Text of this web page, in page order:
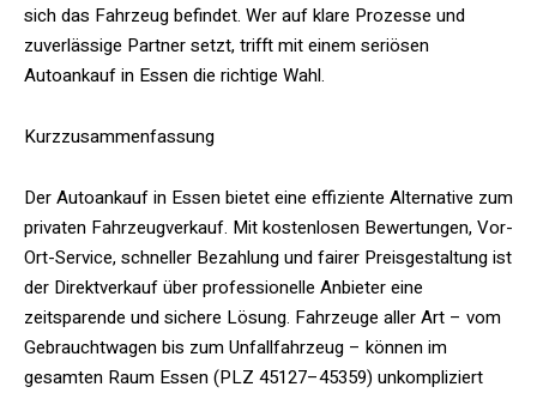
sich das Fahrzeug befindet. Wer auf klare Prozesse und
zuverlässige Partner setzt, trifft mit einem seriösen
Autoankauf in Essen die richtige Wahl.
Kurzzusammenfassung
Der Autoankauf in Essen bietet eine effiziente Alternative zum
privaten Fahrzeugverkauf. Mit kostenlosen Bewertungen, Vor-
Ort-Service, schneller Bezahlung und fairer Preisgestaltung ist
der Direktverkauf über professionelle Anbieter eine
zeitsparende und sichere Lösung. Fahrzeuge aller Art – vom
Gebrauchtwagen bis zum Unfallfahrzeug – können im
gesamten Raum Essen (PLZ 45127–45359) unkompliziert